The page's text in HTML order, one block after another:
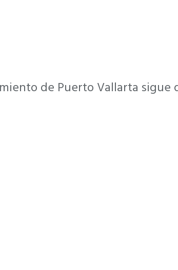
de Puerto Vallarta sigue